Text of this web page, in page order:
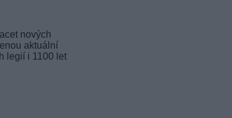
nových
aktuální
legií i 1100 let